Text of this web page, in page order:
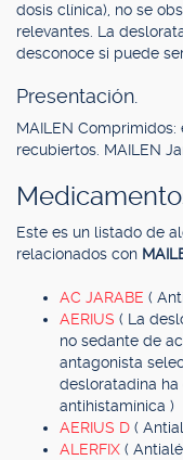
dosis clínica), no se
relevantes. La
desconoce si puede
Presentación.
MAILEN
recubiertos. MAILEN
Este es un listado de
relacionados con
AC JARABE (
AERIUS ( La
no sedante de
antagonista
desloratadina
antihistamínica )
AERIUS D (
ALERFIX (